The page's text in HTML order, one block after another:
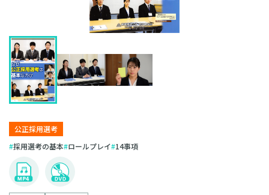
公正採用選考
採用選考の基本 ロールプレイ 14事項